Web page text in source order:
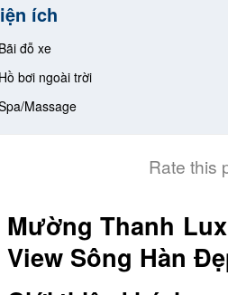
ích
đỗ xe
bơi ngoài trời
Massage
Rate this
Mường Thanh
View Sông Hàn